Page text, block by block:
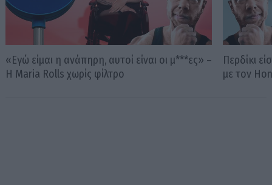
«Εγώ είμαι η ανάπηρη, αυτοί είναι οι μ***ες» –
Η Maria Rolls χωρίς φίλτρο
Περδίκι
με τον